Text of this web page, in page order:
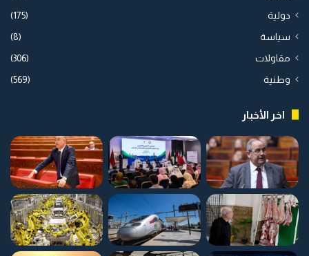
دولية (175)
سياسة (8)
مقاولات (306)
وطنية (569)
اخر الأخبار